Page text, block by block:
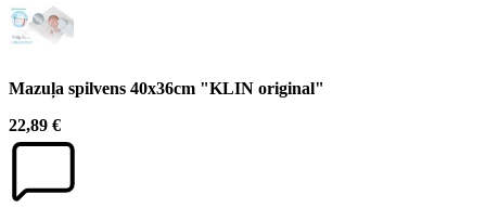
Mazuļa spilvens 40x36cm "KLIN original"
22,89 €